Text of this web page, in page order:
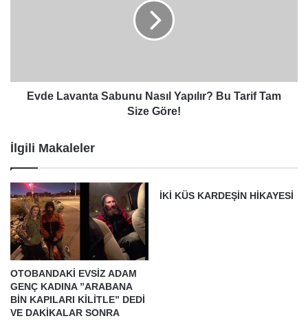
Size
Göre!Evde Lavanta Sabunu Nasıl Yapılır? Bu Tarif Tam
Size Göre!
İlgili Makaleler
OTOBANDAKİ EVSİZ ADAM
GENÇ KADINA ”ARABANA
BİN KAPILARI KİLİTLE” DEDİ
VE DAKİKALAR SONRA
İKİ KÜS KARDEŞİN HİKAYESİ